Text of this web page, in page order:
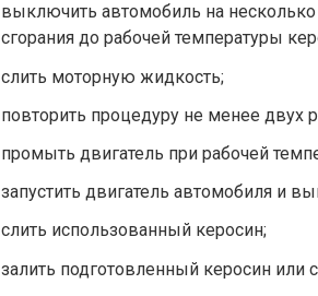
выключить автомобиль на несколько
сгорания до рабочей температуры
слить моторную жидкость;
повторить процедуру не менее двух
промыть двигатель при рабочей
запустить двигатель автомобиля и
слить использованный керосин;
залить подготовленный керосин или